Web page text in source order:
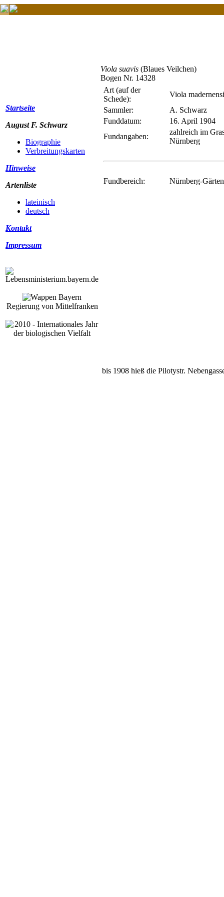
Startseite
August F. Schwarz
Biographie
Verbreitungskarten
Hinweise
Artenliste
lateinisch
deutsch
Kontakt
Impressum
Regierung von Mittelfranken
Viola suavis (Blaues Veilchen)
Bogen Nr. 14328
Art (auf der
Schede):
Viola
Sammler:
A. Schwarz
Funddatum:
16. April 1904
Fundangaben:
zahlreich im
Nürnberg
Fundbereich: Nürnberg-
bis 1908 hieß die Pilotystr.